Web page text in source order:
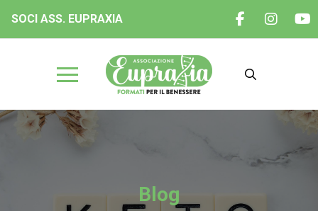
SOCI ASS. EUPRAXIA
Blog